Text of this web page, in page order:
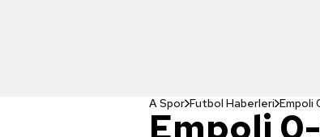
A Spor Futbol Haberleri Empoli
Empoli